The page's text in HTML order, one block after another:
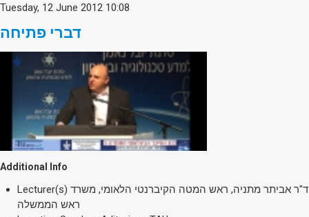
Tuesday, 12 June 2012 10:08
דברי פתיחה
Additional Info
Lecturer(s) ד"ר אביתר מתניה, ראש המטה הקיברנטי הלאומי, משרד
ראש הממשלה